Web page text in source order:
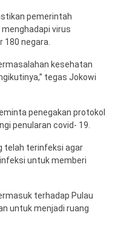
pemerintah
virus
negara.
kesehatan
tegas Jokowi
penegakan protokol
penularan covid- 19.
telah terinfeksi agar
untuk memberi
terhadap Pulau
untuk menjadi ruang